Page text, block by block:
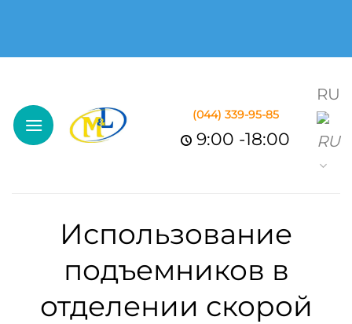
(044) 339-95-85
9:00 -18:00
RU
Использование
подъемников в
отделении скорой